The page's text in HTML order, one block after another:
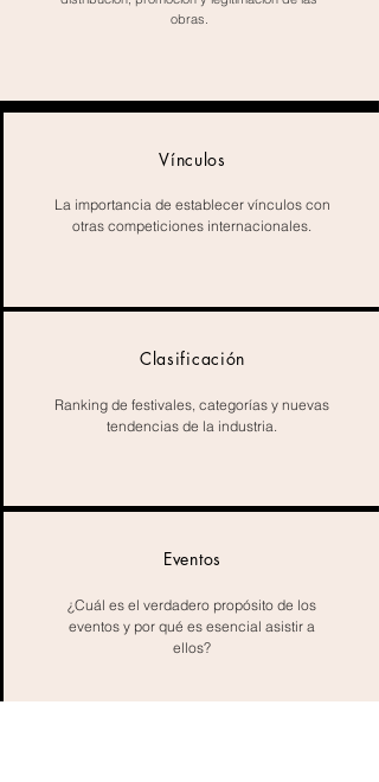
obras.
Vínculos
La importancia de establecer vínculos con
otras competiciones internacionales.
Clasificación
Ranking de festivales, categorías y nuevas
tendencias de la industria.
Eventos
¿Cuál es el verdadero propósito de los
eventos y por qué es esencial asistir a
ellos?